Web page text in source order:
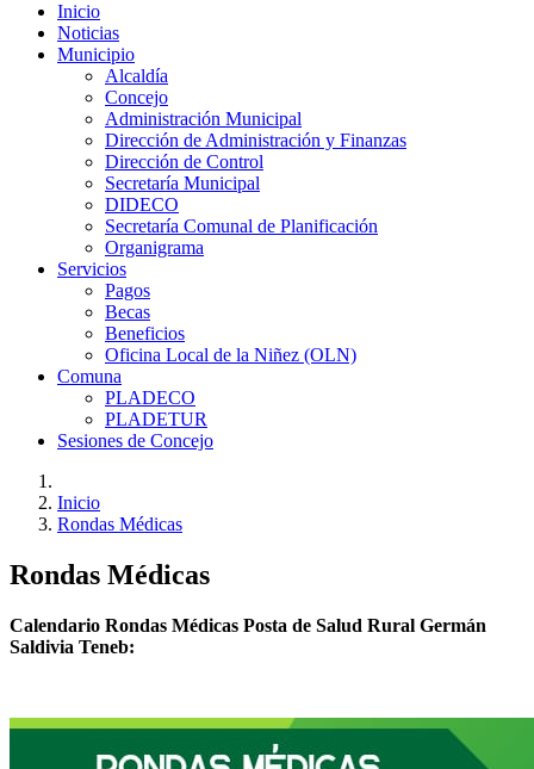
Inicio
Noticias
Municipio
Alcaldía
Concejo
Administración Municipal
Dirección de Administración y Finanzas
Dirección de Control
Secretaría Municipal
DIDECO
Secretaría Comunal de Planificación
Organigrama
Servicios
Pagos
Becas
Beneficios
Oficina Local de la Niñez (OLN)
Comuna
PLADECO
PLADETUR
Sesiones de Concejo
Inicio
Rondas Médicas
Rondas Médicas
Calendario Rondas Médicas Posta de Salud Rural Germán
Saldivia Teneb: